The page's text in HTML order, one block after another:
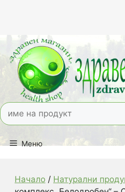
Меню
Начало / Натурални